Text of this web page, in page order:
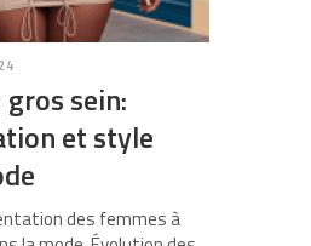
sein:
et style
des femmes à